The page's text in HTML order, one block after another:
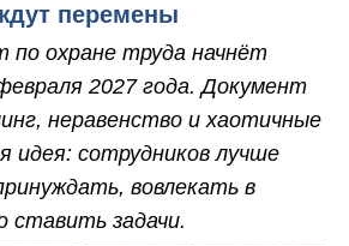
перемены
по охране труда начнёт
2027 года. Документ
неравенство и хаотичные
идея: сотрудников лучше
вовлекать в
ставить задачи.